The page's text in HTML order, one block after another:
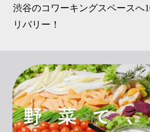
渋谷のコワーキングスペースへ
リバリー！